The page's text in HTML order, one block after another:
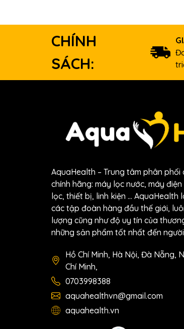
CHÍNH
SÁCH:
AquaHealth – Trung tâm phân
chính hãng: máy lọc nước, máy
lọc, thiết bị, linh kiện … AquaHealth
các tập đoàn hàng đầu thế giới,
lượng cũng như độ uy tín của
những sản phẩm tốt nhất đến
Hồ Chí Minh, Hà Nội, Đà Nẵng,
Chí Minh,
0703998388
aquahealthvn@gmail.com
aquahealth.vn